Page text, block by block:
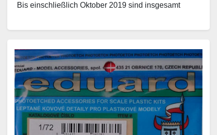
Bis einschließlich Oktober 2019 sind insgesamt